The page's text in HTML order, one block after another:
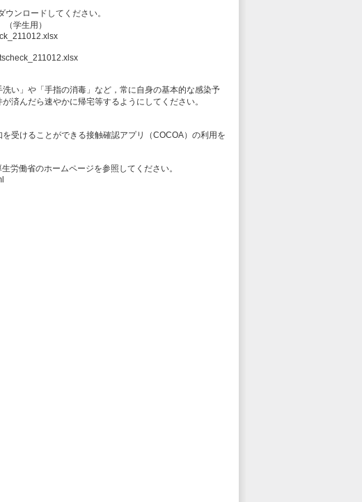
ンロードしてください。
学生用）
い」や「手指の消毒」など，常に自身の基本的な感染予
済んだら速やかに帰宅等するようにしてください。
受けることができる接触確認アプリ（COCOA）の利用を
労働省のホームページを参照してください。